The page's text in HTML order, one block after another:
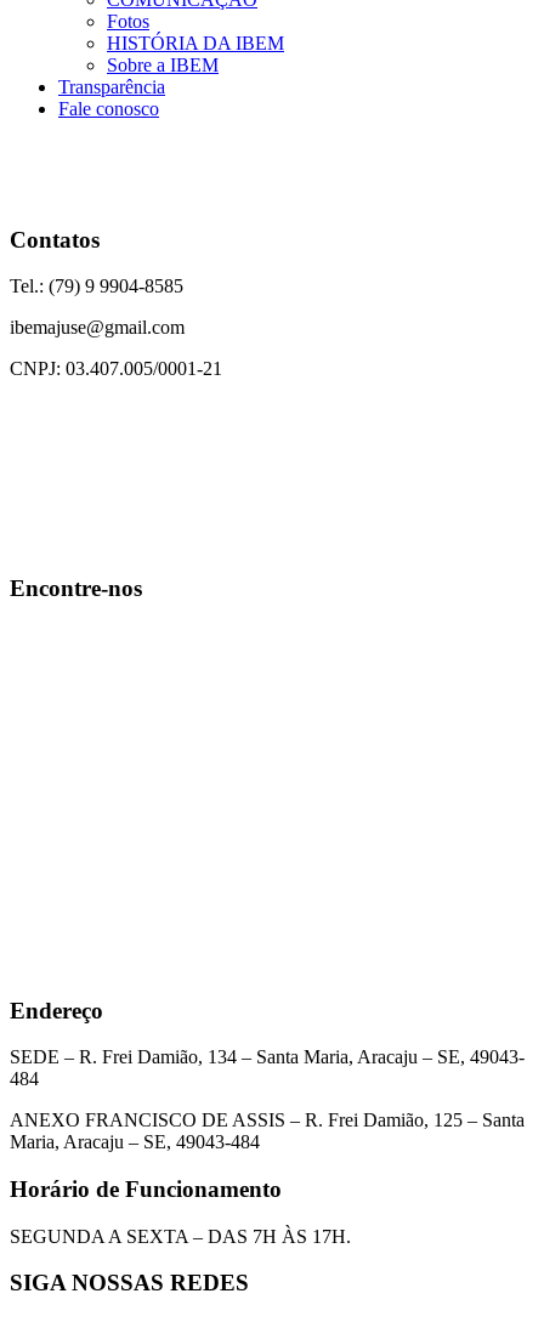
Fotos
HISTÓRIA DA IBEM
Sobre a IBEM
Transparência
Fale conosco
Contatos
Tel.: (79) 9 9904-8585
ibemajuse@gmail.com
CNPJ: 03.407.005/0001-21
Encontre-nos
Endereço
SEDE – R. Frei Damião, 134 – Santa Maria, Aracaju – SE, 49043-
484
ANEXO FRANCISCO DE ASSIS – R. Frei Damião, 125 – Santa
Maria, Aracaju – SE, 49043-484
Horário de Funcionamento
SEGUNDA A SEXTA – DAS 7H ÀS 17H.
SIGA NOSSAS REDES